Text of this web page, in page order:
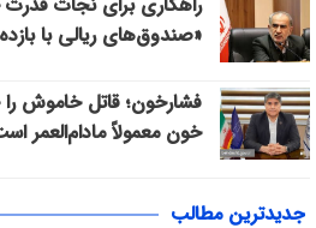
«صندوق‌های ریالی با
فشارخون؛ قاتل خاموش
خون معمولاً مادام‌العمر
جدیدترین مطالب